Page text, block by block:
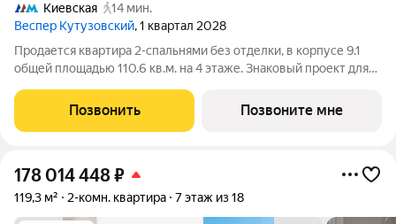
Киевская
14 мин.
Веспер Кутузовский, 1 квартал 2028
Продается квартира 2-спальнями без отделки, в корпусе 9.1
общей площадью 110.6 кв.м. на 4 этаже. Знаковый проект для
площадью 3,7 га расположен на Кутузовском проспекте и
воплощает новую
Позвонить Позвоните мне
178 014 448₽
119,3 м² 2-комн. квартира 7 этаж из 18